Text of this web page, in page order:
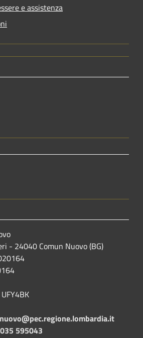
e assistenza
- 24040 Comun Nuovo (BG)
595043